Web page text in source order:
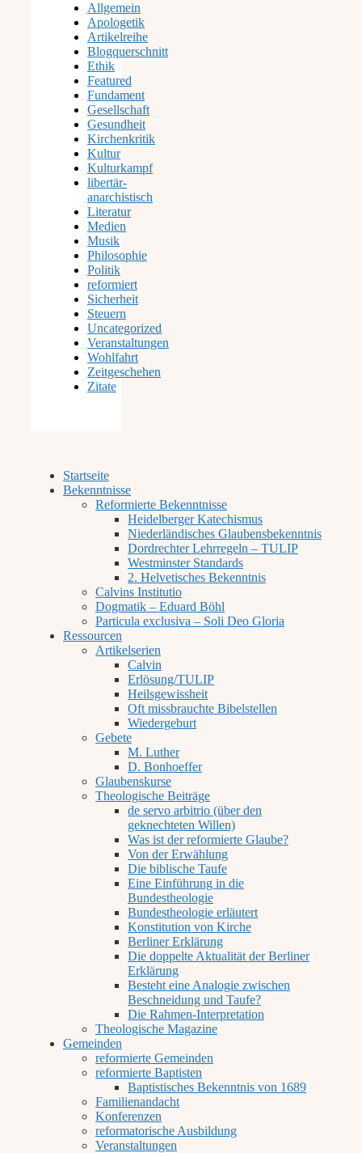
Allgemein
Apologetik
Artikelreihe
Blogquerschnitt
Ethik
Featured
Fundament
Gesellschaft
Gesundheit
Kirchenkritik
Kultur
Kulturkampf
libertär-
anarchistisch
Literatur
Medien
Musik
Philosophie
Politik
reformiert
Sicherheit
Steuern
Uncategorized
Veranstaltungen
Wohlfahrt
Zeitgeschehen
Zitate
Startseite
Bekenntnisse
Reformierte Bekenntnisse
Heidelberger Katechismus
Niederländisches Glaubensbekenntnis
Dordrechter Lehrregeln – TULIP
Westminster Standards
2. Helvetisches Bekenntnis
Calvins Institutio
Dogmatik – Eduard Böhl
Particula exclusiva – Soli Deo Gloria
Ressourcen
Artikelserien
Calvin
Erlösung/TULIP
Heilsgewissheit
Oft missbrauchte Bibelstellen
Wiedergeburt
Gebete
M. Luther
D. Bonhoeffer
Glaubenskurse
Theologische Beiträge
de servo arbitrio (über den
geknechteten Willen)
Was ist der reformierte Glaube?
Von der Erwählung
Die biblische Taufe
Eine Einführung in die
Bundestheologie
Bundestheologie erläutert
Konstitution von Kirche
Berliner Erklärung
Die doppelte Aktualität der Berliner
Erklärung
Besteht eine Analogie zwischen
Beschneidung und Taufe?
Die Rahmen-Interpretation
Theologische Magazine
Gemeinden
reformierte Gemeinden
reformierte Baptisten
Baptistisches Bekenntnis von 1689
Familienandacht
Konferenzen
reformatorische Ausbildung
Veranstaltungen